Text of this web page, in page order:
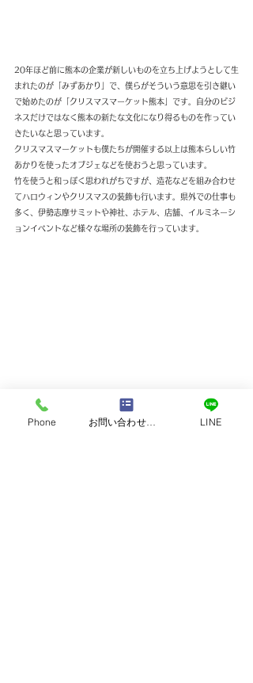
20年ほど前に熊本の企業が新しいものを立ち上げようとして生
まれたのが「みずあかり」で、僕らがそういう意思を引き継い
で始めたのが「クリスマスマーケット熊本」です。自分のビジ
ネスだけではなく熊本の新たな文化になり得るものを作ってい
きたいなと思っています。
クリスマスマーケットも僕たちが開催する以上は熊本らしい竹
あかりを使ったオブジェなどを使おうと思っています。
竹を使うと和っぽく思われがちですが、造花などを組み合わせ
てハロウィンやクリスマスの装飾も行います。県外での仕事も
多く、伊勢志摩サミットや神社、ホテル、店舗、イルミネーシ
ョンイベントなど様々な場所の装飾を行っています。
Phone お問い合わせフォーム LINE